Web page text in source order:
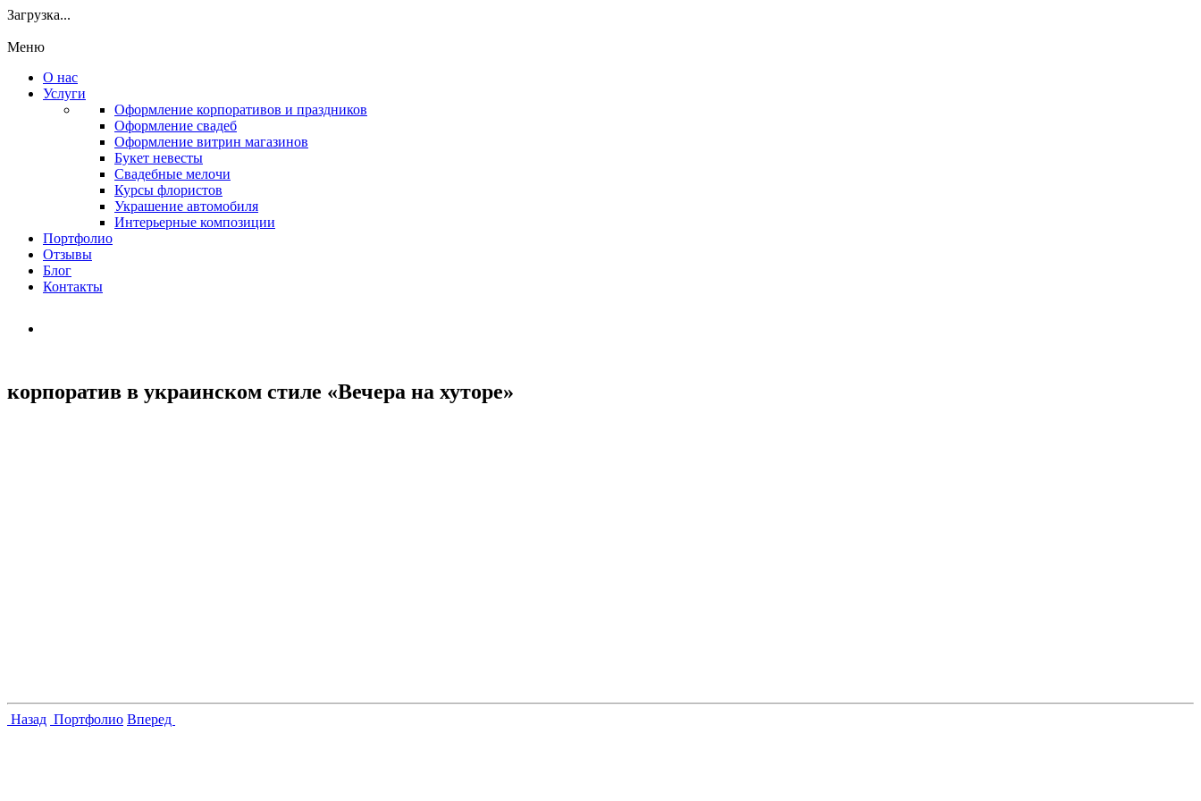
Загрузка...
Меню
О нас
Услуги
Оформление корпоративов и праздников
Оформление свадеб
Оформление витрин магазинов
Букет невесты
Свадебные мелочи
Курсы флористов
Украшение автомобиля
Интерьерные композиции
Портфолио
Отзывы
Блог
Контакты
корпоратив в украинском стиле «Вечера на хуторе»
Назад Портфолио Вперед